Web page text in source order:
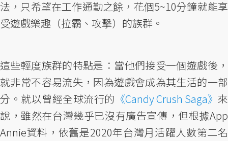
法，只希望在工作通勤之餘，花個5~10分鐘就能享
受遊戲樂趣（拉霸、攻擊）的族群。
這些輕度族群的特點是：當他們接受一個遊戲後，
就非常不容易流失，因為遊戲會成為其生活的一部
分。就以曾經全球流行的 《Candy Crush Saga》 來
說，雖然在台灣幾乎已沒有廣告宣傳，但根據App
Annie資料，依舊是2020年台灣月活躍人數第二名